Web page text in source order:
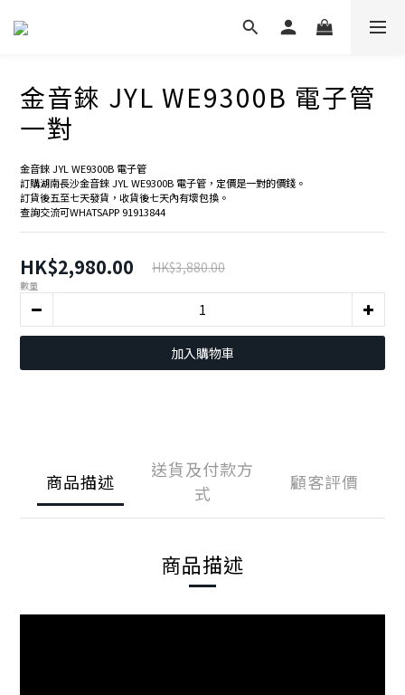
金音錸 JYL WE9300B 電子管
一對
金音錸 JYL WE9300B 電子管
訂購湖南長沙金音錸 JYL WE9300B 電子管，定價是一對的價錢。
訂貨後五至七天發貨，收貨後七天內有壞包換。
查詢交流可WHATSAPP 91913844
HK$2,980.00 HK$3,880.00
數量
加入購物車
商品描述
送貨及付款方
式
顧客評價
商品描述